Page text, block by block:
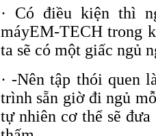
· Có điều kiện thì
máyEM-TECH trong
ta sẽ có một giấc ngủ
· -Nên tập thói quen
trình sẵn giờ đi ngủ
tự nhiên cơ thể sẽ